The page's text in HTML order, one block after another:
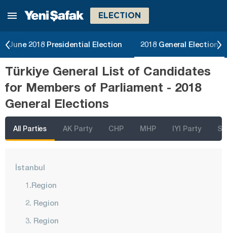
ELECTION
June 2018 Presidential Election 2018 General Election
Türkiye General List of Candidates
for Members of Parliament - 2018
General Elections
All Parties AK Party CHP MHP IYI Party SP
İstanbul
1.Region
2. Region
3. Region